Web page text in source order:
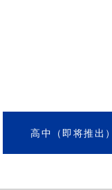
高中（即将推出）